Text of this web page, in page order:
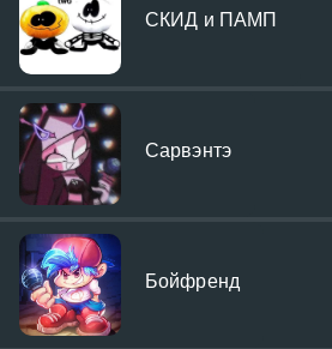
СКИД и ПАМП
Сарвэнтэ
Бойфренд